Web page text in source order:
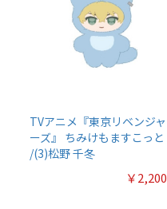
TVアニメ『東京リベンジャ
ーズ』 ちみけもますこっと
/(3)松野 千冬
￥2,200